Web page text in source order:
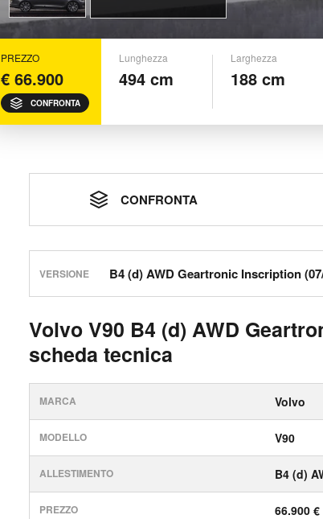
PREZZO
€ 66.900
CONFRONTA
Lunghezza
494 cm
Larghezza
188 cm
CONFRONTA
VERSIONE
Volvo V90 B4 (d) AWD
scheda tecnica
MARCA Volvo
MODELLO V90
ALLESTIMENTO B4 (d)
PREZZO 66.900 €